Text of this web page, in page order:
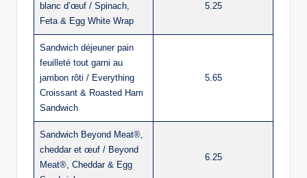
blanc d’œuf / Spinach,
Feta & Egg White Wrap
5.25
Sandwich déjeuner pain
feuilleté tout garni au
jambon rôti / Everything
Croissant & Roasted Ham
Sandwich
5.65
Sandwich Beyond Meat®,
cheddar et œuf / Beyond
Meat®, Cheddar & Egg
6.25